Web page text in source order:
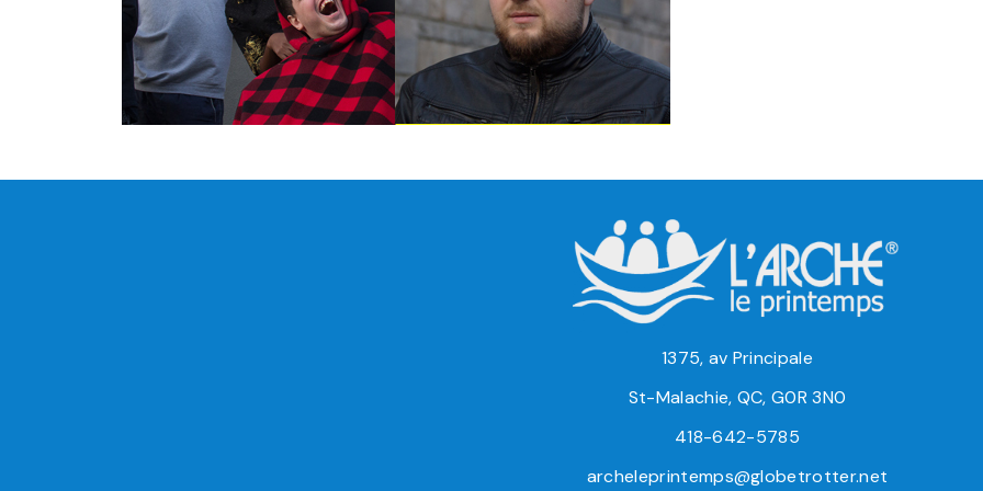
1375, av Principale
St-Malachie, QC, G0R 3N0
418-642-5785
archeleprintemps@globetrotter.net